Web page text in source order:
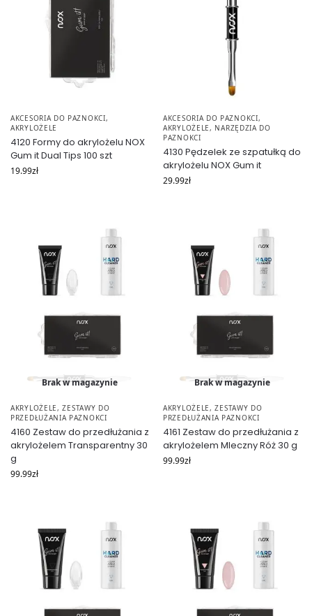
AKCESORIA DO PAZNOKCI,
AKRYLOŻELE
4120 Formy do akrylożelu NOX
Gum it Dual Tips 100 szt
19.99zł
AKCESORIA DO PAZNOKCI,
AKRYLOŻELE, NARZĘDZIA DO
PAZNOKCI
4130 Pędzelek ze szpatułką do
akrylożelu NOX Gum it
29.99zł
Brak w magazynie
AKRYLOŻELE,ZESTAWY DO
PRZEDŁUŻANIA PAZNOKCI
4160 Zestaw do przedłużania z
akrylożelem Transparentny 30
g
99.99zł
Brak w magazynie
AKRYLOŻELE,ZESTAWY DO
PRZEDŁUŻANIA PAZNOKCI
4161 Zestaw do przedłużania z
akrylożelem Mleczny Róż 30 g
99.99zł